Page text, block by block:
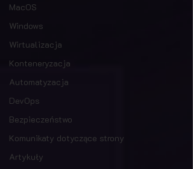
MacOS
Windows
Wirtualizacja
Konteneryzacja
Automatyzacja
DevOps
Bezpieczeństwo
Komunikaty dotyczące strony
Artykuły